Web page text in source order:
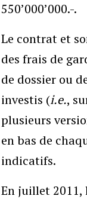
550’000’000.-.
Le contrat et
des frais de
de dossier ou
investis (i.e.,
plusieurs
en bas de
indicatifs.
En juillet 2011,